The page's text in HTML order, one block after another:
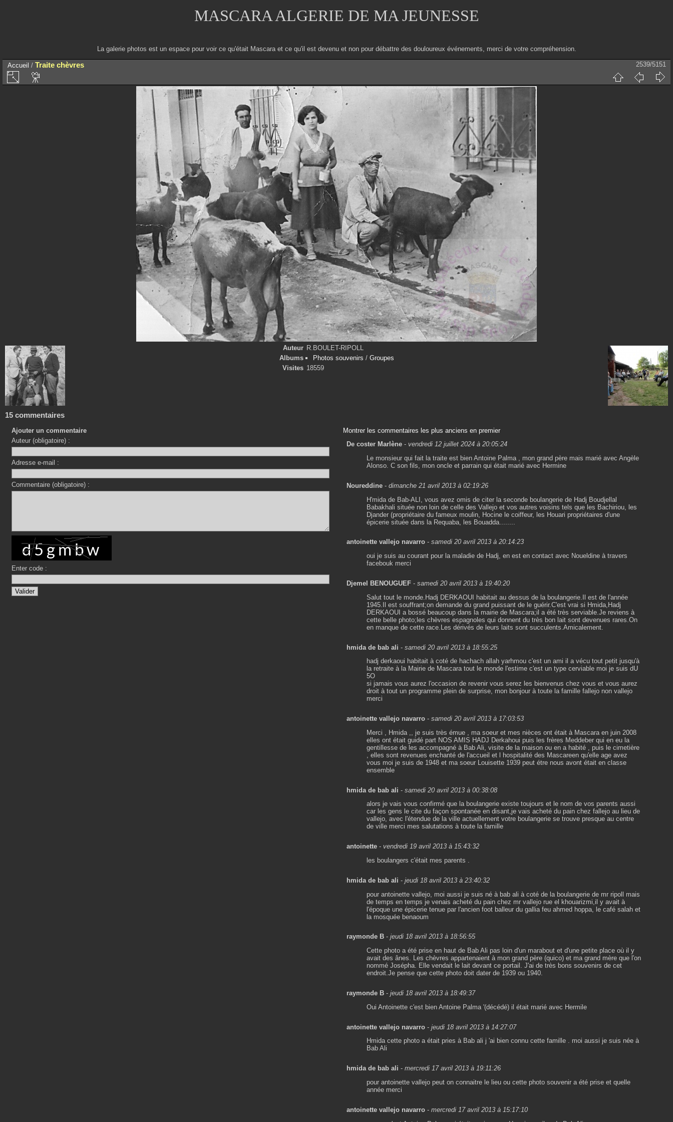
MASCARA ALGERIE DE MA JEUNESSE
La galerie photos est un espace pour voir ce qu'était Mascara et ce qu'il est devenu et non pour débattre des douloureux événements, merci de votre compréhension.
Accueil / Traite chèvres 2539/5151
Auteur R.BOULET-RIPOLL
Albums
Photos souvenirs / Groupes
Visites 18559
15 commentaires
Ajouter un commentaire
Auteur (obligatoire) :
Adresse e-mail :
Commentaire (obligatoire) :
Enter code :
Montrer les commentaires les plus anciens en premier
De coster Marlène -vendredi 12 juillet 2024 à 20:05:24
Le monsieur qui fait la traite est bien Antoine Palma , mon grand père mais marié avec Angèle
Alonso. C son fils, mon oncle et parrain qui était marié avec Hermine
Noureddine -dimanche 21 avril 2013 à 02:19:26
H'mida de Bab-ALI, vous avez omis de citer la seconde boulangerie de Hadj Boudjellal
Babakhali située non loin de celle des Vallejo et vos autres voisins tels que les Bachiriou, les
Djander (propriétaire du fameux moulin, Hocine le coiffeur, les Houari propriétaires d'une
épicerie située dans la Requaba, les Bouadda........
antoinette vallejo navarro -samedi 20 avril 2013 à 20:14:23
oui je suis au courant pour la maladie de Hadj, en est en contact avec Noueldine à travers
facebouk merci
Djemel BENOUGUEF -samedi 20 avril 2013 à 19:40:20
Salut tout le monde.Hadj DERKAOUI habitait au dessus de la boulangerie.Il est de l'année
1945.Il est souffrant;on demande du grand puissant de le guérir.C'est vrai si Hmida,Hadj
DERKAOUI a bossé beaucoup dans la mairie de Mascara;il a été très serviable.Je reviens à
cette belle photo;les chèvres espagnoles qui donnent du très bon lait sont devenues rares.On
en manque de cette race.Les dérivés de leurs laits sont succulents.Amicalement.
hmida de bab ali -samedi 20 avril 2013 à 18:55:25
hadj derkaoui habitait à coté de hachach allah yarhmou c'est un ami il a vécu tout petit jusqu'à
la retraite à la Mairie de Mascara tout le monde l'estime c'est un type cerviable moi je suis dU
5O
si jamais vous aurez l'occasion de revenir vous serez les bienvenus chez vous et vous aurez
droit à tout un programme plein de surprise, mon bonjour à toute la famille fallejo non vallejo
merci
antoinette vallejo navarro -samedi 20 avril 2013 à 17:03:53
Merci , Hmida ,, je suis très émue , ma soeur et mes nièces ont était à Mascara en juin 2008
elles ont était guidé part NOS AMIS HADJ Derkahoui puis les frères Meddeber qui en eu la
gentillesse de les accompagné à Bab Ali, visite de la maison ou en a habité , puis le cimetière
, elles sont revenues enchanté de l'accueil et l hospitalité des Mascareen qu'elle age avez
vous moi je suis de 1948 et ma soeur Louisette 1939 peut étre nous avont était en classe
ensemble
hmida de bab ali -samedi 20 avril 2013 à 00:38:08
alors je vais vous confirmé que la boulangerie existe toujours et le nom de vos parents aussi
car les gens le cite du façon spontanée en disant,je vais acheté du pain chez fallejo au lieu de
vallejo, avec l'étendue de la ville actuellement votre boulangerie se trouve presque au centre
de ville merci mes salutations à toute la famille
antoinette -vendredi 19 avril 2013 à 15:43:32
les boulangers c'était mes parents .
hmida de bab ali -jeudi 18 avril 2013 à 23:40:32
pour antoinette vallejo, moi aussi je suis né à bab ali à coté de la boulangerie de mr ripoll mais
de temps en temps je venais acheté du pain chez mr vallejo rue el khouarizmi,il y avait à
l'époque une épicerie tenue par l'ancien foot balleur du gallia feu ahmed hoppa, le café salah et
la mosquée benaoum
raymonde B -jeudi 18 avril 2013 à 18:56:55
Cette photo a été prise en haut de Bab Ali pas loin d'un marabout et d'une petite place où il y
avait des ânes. Les chèvres appartenaient à mon grand père (quico) et ma grand mère que l'on
nommé Josépha. Elle vendait le lait devant ce portail. J'ai de très bons souvenirs de cet
endroit.Je pense que cette photo doit dater de 1939 ou 1940.
raymonde B -jeudi 18 avril 2013 à 18:49:37
Oui Antoinette c'est bien Antoine Palma '(décédé) il était marié avec Hermile
antoinette vallejo navarro -jeudi 18 avril 2013 à 14:27:07
Hmida cette photo a était pries à Bab ali j 'ai bien connu cette famille . moi aussi je suis née à
Bab Ali
hmida de bab ali -mercredi 17 avril 2013 à 19:11:26
pour antoinette vallejo peut on connaitre le lieu ou cette photo souvenir a été prise et quelle
année merci
antoinette vallejo navarro -mercredi 17 avril 2013 à 15:17:10